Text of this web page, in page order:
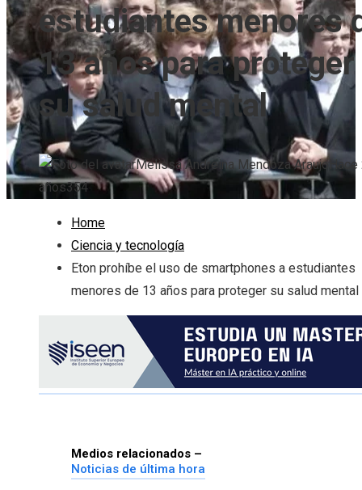
estudiantes menores
13 años para proteger
su salud mental
Melissa Andreina Mendoza Araujo
años354
Home
Ciencia y tecnología
Eton prohíbe el uso de smartphones a estudiantes
menores de 13 años para proteger su salud mental
Medios relacionados –
Noticias de última hora